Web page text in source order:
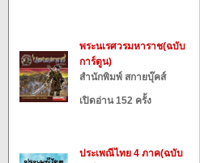
พระนเรศวรมหาราช(ฉบับ
การ์ตูน)
สำนักพิมพ์ สกายบุ๊คส์
เปิดอ่าน 152 ครั้ง
ประเพณีไทย 4 ภาค(ฉบับ